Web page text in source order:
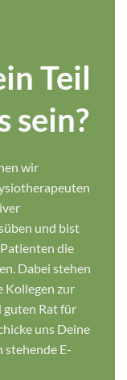
Teil
sein?
wir
und bist
die
Dabei stehen
Kollegen zur
guten Rat für
uns Deine
stehende E-